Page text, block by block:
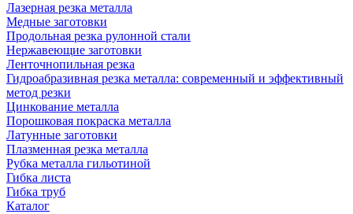
Лазерная резка металла
Медные заготовки
Продольная резка рулонной стали
Нержавеющие заготовки
Ленточнопильная резка
Гидроабразивная резка металла: современный и эффективный
метод резки
Цинкование металла
Порошковая покраска металла
Латунные заготовки
Плазменная резка металла
Рубка металла гильотиной
Гибка листа
Гибка труб
Каталог